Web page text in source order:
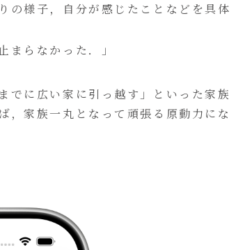
の様子，自分が感じたことなどを具体
らなかった．」
でに広い家に引っ越す」といった家族
，家族一丸となって頑張る原動力にな